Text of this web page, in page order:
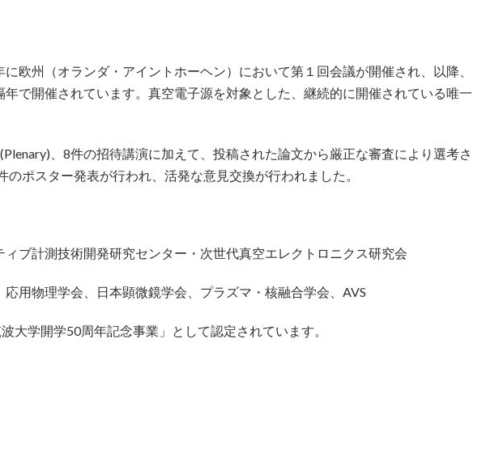
に欧州（オランダ・アイントホーヘン）において第１回会議が開催され、以降、
で開催されています。真空電子源を対象とした、継続的に開催されている唯一
、8件の招待講演に加えて、投稿された論文から厳正な審査により選考さ
のポスター発表が行われ、活発な意見交換が行われました。
ブ計測技術開発研究センター・次世代真空エレクトロニクス研究会
用物理学会、日本顕微鏡学会、プラズマ・核融合学会、AVS
大学開学50周年記念事業」として認定されています。